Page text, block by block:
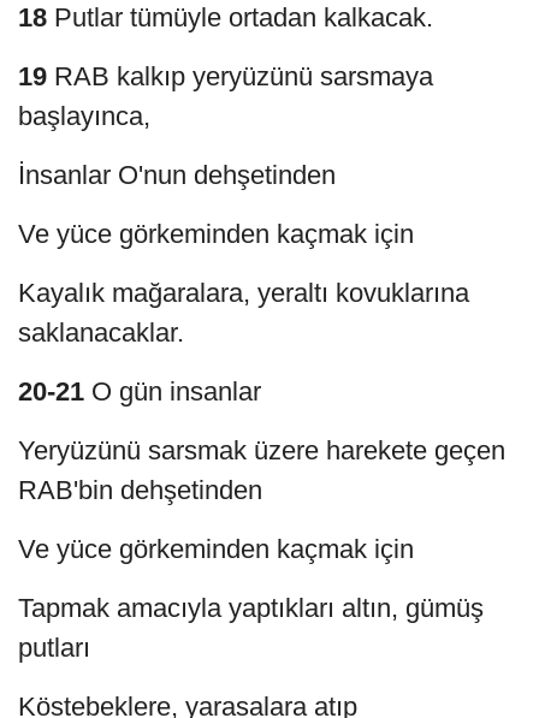
18 Putlar tümüyle ortadan kalkacak.
19 RAB kalkıp yeryüzünü sarsmaya
başlayınca,
İnsanlar O'nun dehşetinden
Ve yüce görkeminden kaçmak için
Kayalık mağaralara, yeraltı kovuklarına
saklanacaklar.
20-21 O gün insanlar
Yeryüzünü sarsmak üzere harekete geçen
RAB'bin dehşetinden
Ve yüce görkeminden kaçmak için
Tapmak amacıyla yaptıkları altın, gümüş
putları
Köstebeklere, yarasalara atıp